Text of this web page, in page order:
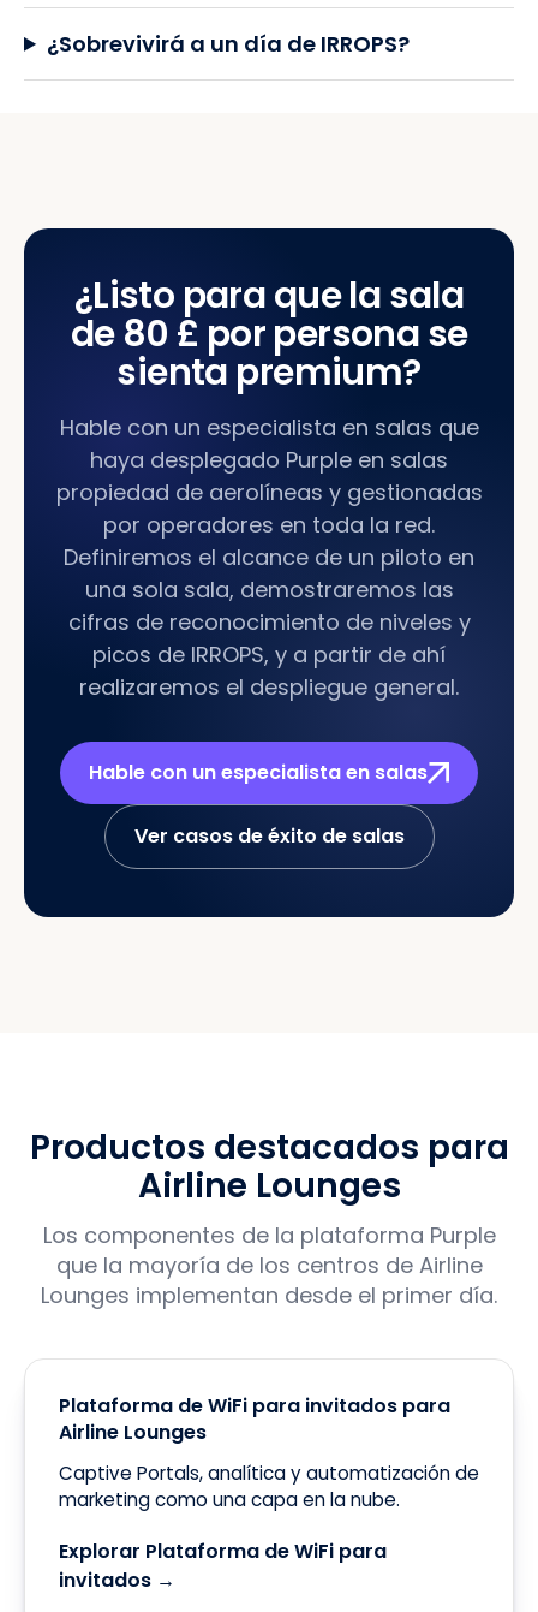
¿Sobrevivirá a un día de IRROPS?
¿Listo para que la sala
de 80 £ por persona se
sienta premium?
Hable con un especialista en salas que
haya desplegado Purple en salas
propiedad de aerolíneas y gestionadas
por operadores en toda la red.
Definiremos el alcance de un piloto en
una sola sala, demostraremos las
cifras de reconocimiento de niveles y
picos de IRROPS, y a partir de ahí
realizaremos el despliegue general.
Hable con un especialista en salas
Ver casos de éxito de salas
Productos destacados para
Airline Lounges
Los componentes de la plataforma Purple
que la mayoría de los centros de Airline
Lounges implementan desde el primer día.
Plataforma de WiFi para invitados para
Airline Lounges
Captive Portals, analítica y automatización de
marketing como una capa en la nube.
Explorar Plataforma de WiFi para
invitados →